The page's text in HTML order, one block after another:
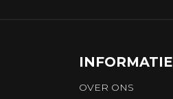
INFORMATIE
OVER ONS